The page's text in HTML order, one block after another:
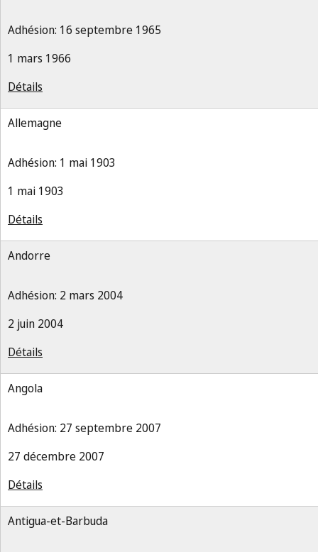
Adhésion: 16 septembre 1965
1 mars 1966
Détails
Allemagne
Adhésion: 1 mai 1903
1 mai 1903
Détails
Andorre
Adhésion: 2 mars 2004
2 juin 2004
Détails
Angola
Adhésion: 27 septembre 2007
27 décembre 2007
Détails
Antigua-et-Barbuda